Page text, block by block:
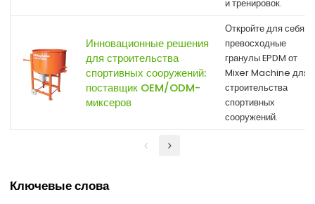
и тренировок.
Инновационные решения
для строительства
спортивных сооружений:
поставщик OEM/ODM-
миксеров
Откройте для себя
превосходные
гранулы EPDM от
Mixer Machine для
строительства
спортивных
сооружений.
Ключевые слова